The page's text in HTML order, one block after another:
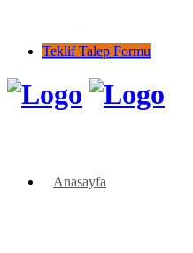
Teklif Talep Formu
Anasayfa